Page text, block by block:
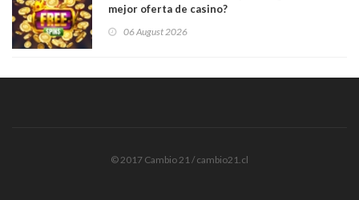
mejor oferta de casino?
06 August 2026
© 2017 Cambio 21 / cambio21.cl